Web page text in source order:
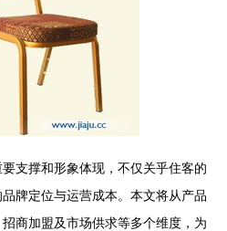
支撑和形象体现，不仅关乎住客的
牌定位与运营成本。本文将从产品
商加盟及市场供求等多个维度，为